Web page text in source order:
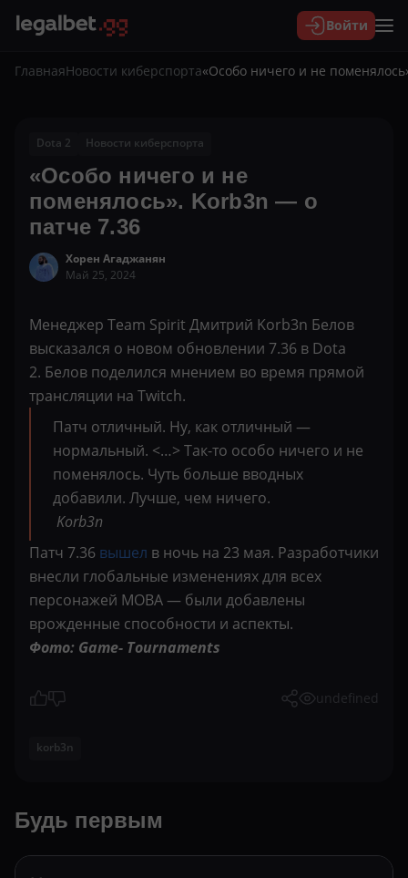
Войти
ГлавнаяНовости киберспорта«Особо ничего и не
Dota 2 Новости киберспорта
«Особо ничего и не
поменялось». Korb3n — о
патче 7.36
Хорен Агаджанян
Май 25, 2024
Менеджер Team Spirit Дмитрий Korb3n Белов
высказался о новом обновлении 7.36 в Dota
2. Белов поделился мнением во время прямой
трансляции на Twitch.
Патч отличный. Ну, как отличный —
нормальный. <…> Так-то особо ничего и не
поменялось. Чуть больше вводных
добавили. Лучше, чем ничего.
Korb3n
Патч 7.36 вышел в ночь на 23 мая. Разработчики
внесли глобальные изменениях для всех
персонажей MOBA — были добавлены
врожденные способности и аспекты.
Фото: Game- Tournaments
undefined
korb3n
Будь первым